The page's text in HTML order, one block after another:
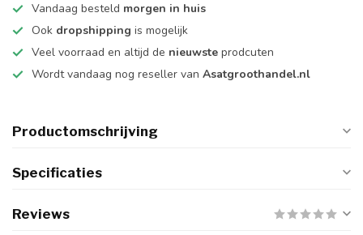
Vandaag besteld morgen in huis
Ook dropshipping is mogelijk
Veel voorraad en altijd de nieuwste prodcuten
Wordt vandaag nog reseller van Asatgroothandel.nl
Productomschrijving
Specificaties
Reviews